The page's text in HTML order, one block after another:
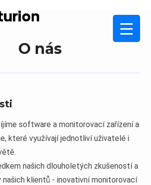
O nás
software a monitorovací zařízení a
které využívají jednotliví uživatelé i
našich dlouholetých zkušeností a
klientů - inovativní monitorovací